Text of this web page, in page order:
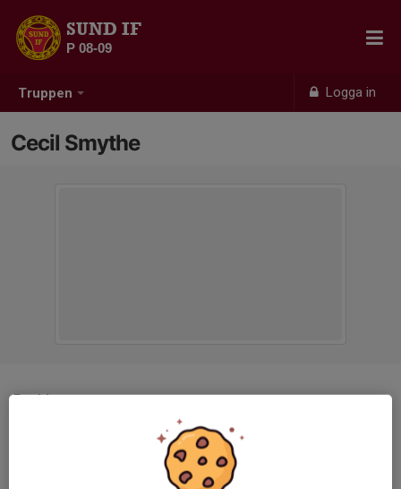
Truppen Logga in
SUND IF
P 08-09
Cecil Smythe
Position
-
17 år